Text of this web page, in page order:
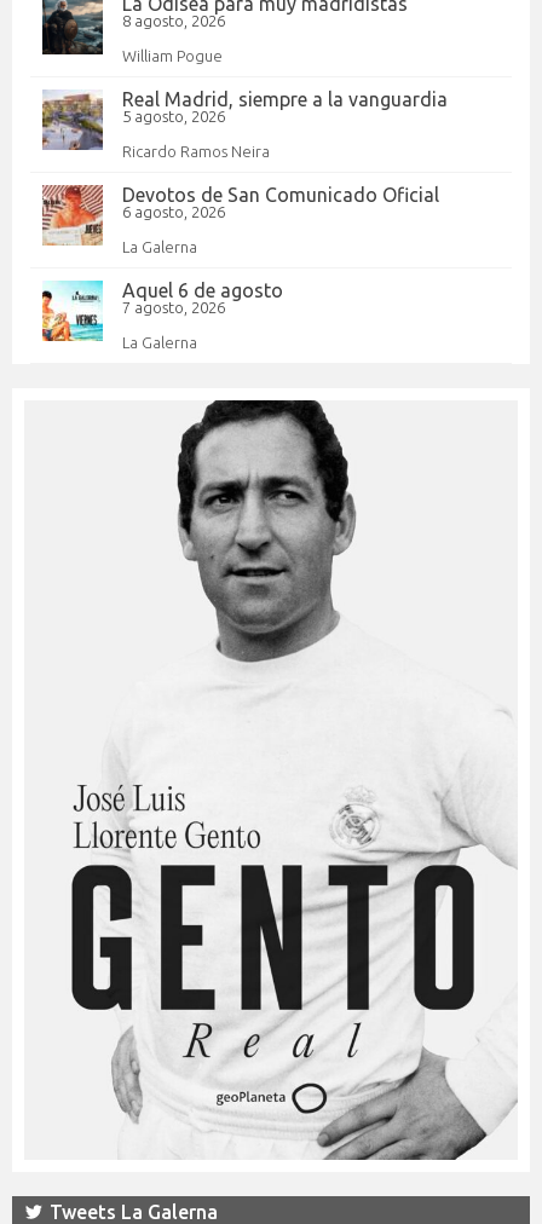
8 agosto, 2026
William Pogue
Real Madrid, siempre a la vanguardia
5 agosto, 2026
Ricardo Ramos Neira
Devotos de San Comunicado Oficial
6 agosto, 2026
La Galerna
Aquel 6 de agosto
7 agosto, 2026
La Galerna
Tweets La Galerna